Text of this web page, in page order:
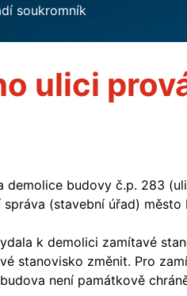
soukromník
ulici
demolice budovy č.p. 283
(stavební úřad) město
k demolici zamítavé
stanovisko změnit. Pro
není památkově